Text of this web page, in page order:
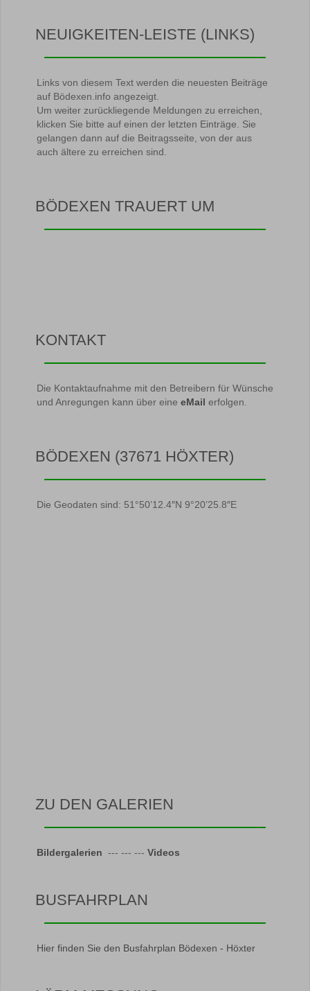
NEUIGKEITEN-LEISTE (LINKS)
Links von diesem Text werden die neuesten Beiträge
auf Bödexen.info angezeigt.
Um weiter zurückliegende Meldungen zu erreichen,
klicken Sie bitte auf einen der letzten Einträge. Sie
gelangen dann auf die Beitragsseite, von der aus
auch ältere zu erreichen sind.
BÖDEXEN TRAUERT UM
KONTAKT
Die Kontaktaufnahme mit den Betreibern für Wünsche
und Anregungen kann über eine eMail erfolgen.
BÖDEXEN (37671 HÖXTER)
Die Geodaten sind: 51°50’12.4″N 9°20’25.8″E
ZU DEN GALERIEN
Bildergalerien --- --- --- Videos
BUSFAHRPLAN
Hier finden Sie den Busfahrplan Bödexen - Höxter